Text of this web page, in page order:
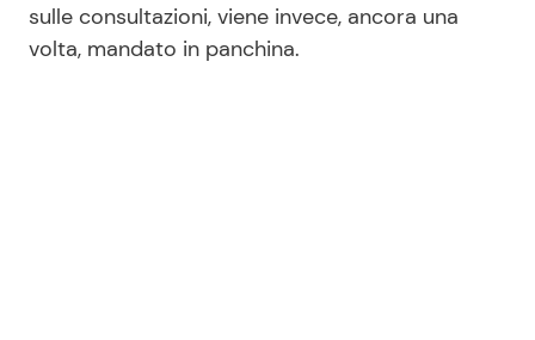
Seguici
sulle consultazioni, viene invece, ancora una
volta, mandato in panchina.